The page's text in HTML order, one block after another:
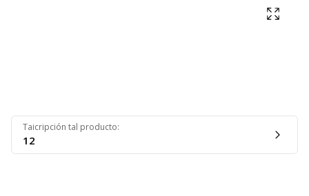
Taicripción tal producto:
12